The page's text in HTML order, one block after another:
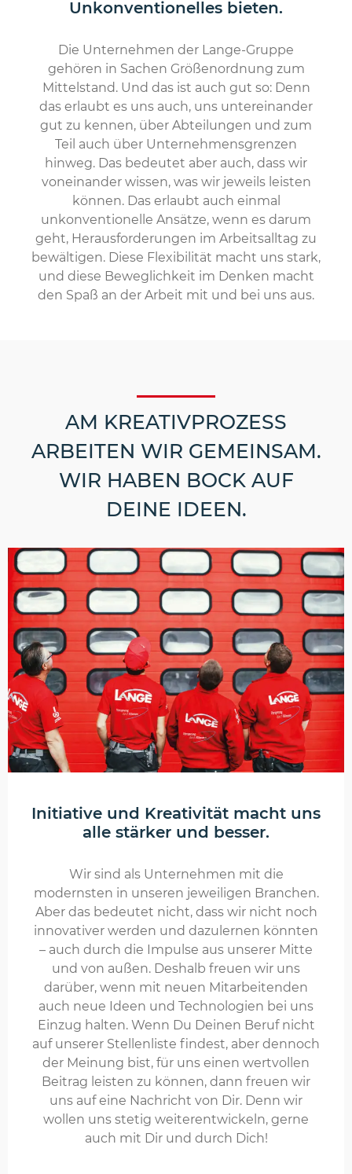
Unkonventionelles bieten.
Die Unternehmen der Lange-Gruppe
gehören in Sachen Größenordnung zum
Mittelstand. Und das ist auch gut so: Denn
das erlaubt es uns auch, uns untereinander
gut zu kennen, über Abteilungen und zum
Teil auch über Unternehmensgrenzen
hinweg. Das bedeutet aber auch, dass wir
voneinander wissen, was wir jeweils leisten
können. Das erlaubt auch einmal
unkonventionelle Ansätze, wenn es darum
geht, Herausforderungen im Arbeitsalltag zu
bewältigen. Diese Flexibilität macht uns stark,
und diese Beweglichkeit im Denken macht
den Spaß an der Arbeit mit und bei uns aus.
AM KREATIVPROZESS
ARBEITEN WIR GEMEINSAM.
WIR HABEN BOCK AUF
DEINE IDEEN.
Initiative und Kreativität macht uns
alle stärker und besser.
Wir sind als Unternehmen mit die
modernsten in unseren jeweiligen Branchen.
Aber das bedeutet nicht, dass wir nicht noch
innovativer werden und dazulernen könnten
– auch durch die Impulse aus unserer Mitte
und von außen. Deshalb freuen wir uns
darüber, wenn mit neuen Mitarbeitenden
auch neue Ideen und Technologien bei uns
Einzug halten. Wenn Du Deinen Beruf nicht
auf unserer Stellenliste findest, aber dennoch
der Meinung bist, für uns einen wertvollen
Beitrag leisten zu können, dann freuen wir
uns auf eine Nachricht von Dir. Denn wir
wollen uns stetig weiterentwickeln, gerne
auch mit Dir und durch Dich!